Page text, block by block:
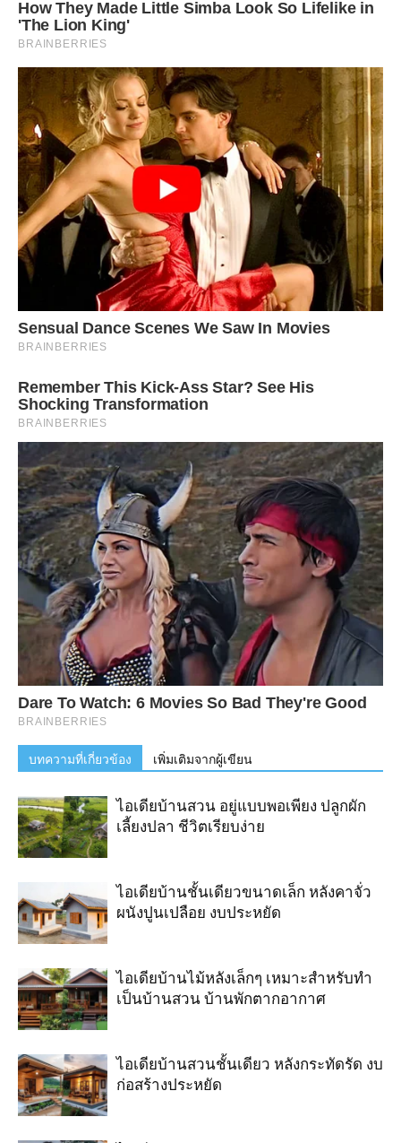
บทความที่เกี่ยวข้อง เพิ่มเติมจากผู้เขียน
ไอเดียบ้านสวน อยู่แบบพอเพียง ปลูกผัก
เลี้ยงปลา ชีวิตเรียบง่าย
ไอเดียบ้านชั้นเดียวขนาดเล็ก หลังคาจั่ว
ผนังปูนเปลือย งบประหยัด
ไอเดียบ้านไม้หลังเล็กๆ เหมาะสำหรับทำ
เป็นบ้านสวน บ้านพักตากอากาศ
ไอเดียบ้านสวนชั้นเดียว หลังกระทัดรัด งบ
ก่อสร้างประหยัด